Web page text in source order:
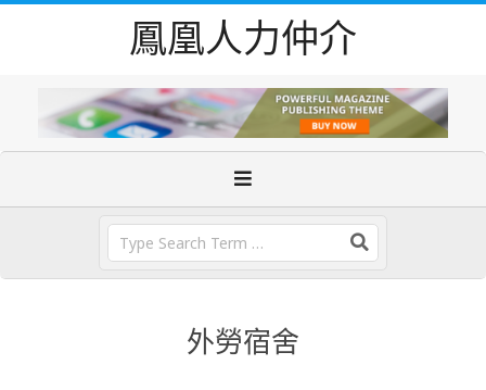
鳳凰人力仲介
外勞宿舍